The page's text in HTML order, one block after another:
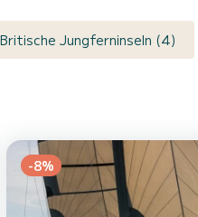
Britische Jungferninseln (4)
-8%